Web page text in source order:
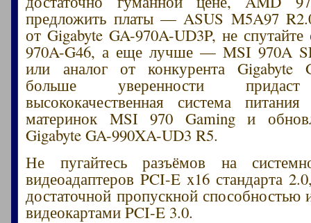
предложить платы — ASUS M5A97
от Gigabyte GA-970A-UD3P, не
970A-G46, а еще лучше — MSI 970A
или аналог от конкурента Gigabyte
больше уверенности придаст
высококачественная система
материнок MSI 970 Gaming и
Gigabyte GA-990XA-UD3 R5.
Не пугайтесь разъёмов на
видеоадаптеров PCI-E x16 стандарта
достаточной пропускной способностью
видеокартами PCI-E 3.0.